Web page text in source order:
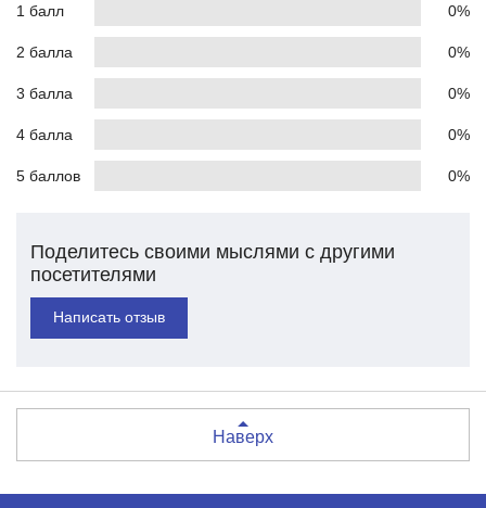
1 балл 0%
2 балла 0%
3 балла 0%
4 балла 0%
5 баллов 0%
Поделитесь своими мыслями с другими
посетителями
Написать отзыв
Наверх